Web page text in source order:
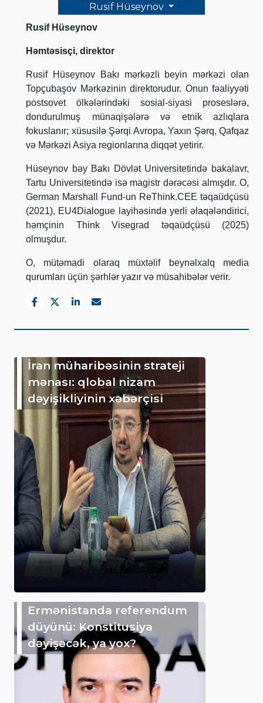
Rusif Hüseynov
Rusif Hüseynov
Həmtəsisçi, direktor
Rusif Hüseynov Bakı mərkəzli beyin mərkəzi olan
Topçubaşov Mərkəzinin direktorudur. Onun fəaliyyəti
postsovet ölkələrindəki sosial-siyasi proseslərə,
dondurulmuş münaqişələrə və etnik azlıqlara
fokuslanır; xüsusilə Şərqi Avropa, Yaxın Şərq, Qafqaz
və Mərkəzi Asiya regionlarına diqqət yetirir.
Hüseynov bəy Bakı Dövlət Universitetində bakalavr,
Tartu Universitetində isə magistr dərəcəsi almışdır. O,
German Marshall Fund-un ReThink.CEE təqaüdçüsü
(2021), EU4Dialogue layihəsində yerli əlaqələndirici,
həmçinin Think Visegrad təqaüdçüsü (2025)
olmuşdur.
O, mütəmadi olaraq müxtəlif beynəlxalq media
qurumları üçün şərhlər yazır və müsahibələr verir.
İran müharibəsinin strateji
mənası: qlobal nizam
dəyişikliyinin xəbərçisi
Ermənistanda referendum
düyünü: Konstitusiya
dəyişəcək, ya yox?